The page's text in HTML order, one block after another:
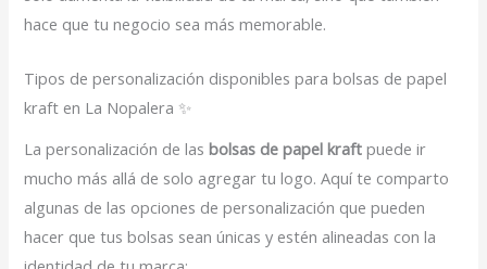
hace que tu negocio sea más memorable.
Tipos de personalización disponibles para bolsas de papel
kraft en La Nopalera ✨
La personalización de lasbolsas de papel kraft puede ir
mucho más allá de solo agregar tu logo. Aquí te comparto
algunas de las opciones de personalización que pueden
hacer que tus bolsas sean únicas y estén alineadas con la